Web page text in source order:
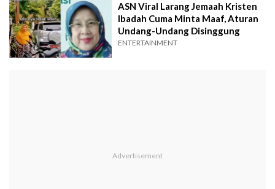
ASN Viral Larang Jemaah Kristen
Ibadah Cuma Minta Maaf, Aturan
Undang-Undang Disinggung
ENTERTAINMENT